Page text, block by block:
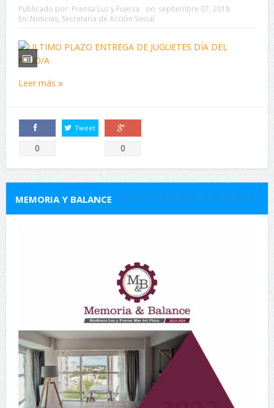
Publicado por: Prensa Luz y Fuerza on: septiembre 07, 2018
En: Noticias, Secretaría de Acción Social
Leer más
Comparte
0
Tweet
Comparte
0
MEMORIA Y BALANCE